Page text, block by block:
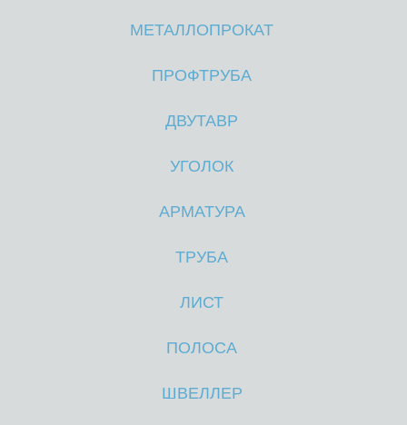
МЕТАЛЛОПРОКАТ
ПРОФТРУБА
ДВУТАВР
УГОЛОК
АРМАТУРА
ТРУБА
ЛИСТ
ПОЛОСА
ШВЕЛЛЕР
М
М